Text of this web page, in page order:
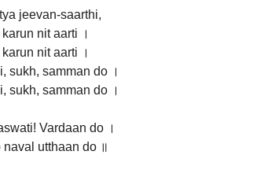
jeevan-saarthi,
karun nit aarti ।
karun nit aarti ।
sukh, samman do ।
sukh, samman do ।
Vardaan do ।
naval utthaan do ॥